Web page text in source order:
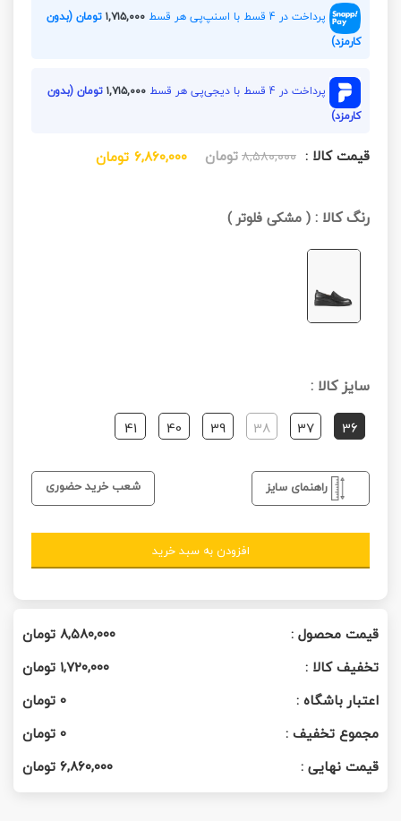
پرداخت در 4 قسط با اسنپ‌پی هر قسط ۱,۷۱۵,۰۰۰تومان (بدون
کارمزد)
پرداخت در 4 قسط با دیجی‌پی هر قسط ۱,۷۱۵,۰۰۰تومان (بدون
کارمزد)
قیمت کالا : ۸,۵۸۰,۰۰۰تومان ۶,۸۶۰,۰۰۰ تومان
رنگ کالا :(مشکی فلوتر )
سایز کالا :
36
37
38
39
40
41
راهنمای سایز شعب خرید حضوری
افزودن به سبد خرید
قیمت محصول : ۸,۵۸۰,۰۰۰تومان
تخفیف کالا :
۱,۷۲۰,۰۰۰ تومان
اعتبار باشگاه :
0تومان
مجموع تخفیف :
0تومان
قیمت نهایی :
۶,۸۶۰,۰۰۰تومان